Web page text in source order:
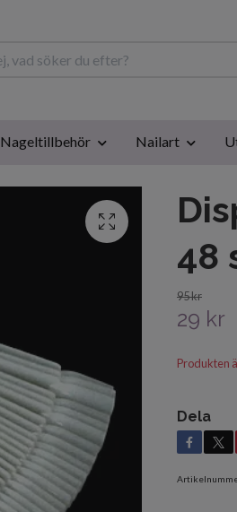
Nageltillbehör Nailart
48
95 kr
29 kr
Produkten
Dela